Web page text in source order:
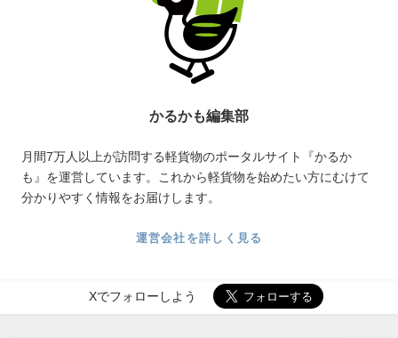
かるかも編集部
月間7万人以上が訪問する軽貨物のポータルサイト『かるか
も』を運営しています。これから軽貨物を始めたい方にむけて
分かりやすく情報をお届けします。
運営会社を詳しく見る
Xでフォローしよう